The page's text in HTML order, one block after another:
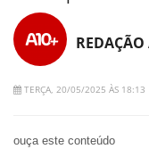
TERÇA, 20/05/2025 ÀS 18:13
ouça este conteúdo